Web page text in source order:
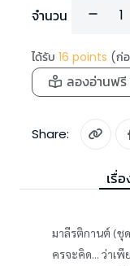
จำนวน
ได้รับ 16 points (ก่
ลองอ่านฟรี
Share:
เรื่
มาลีรติกานต์ (ชุ
ครจะคิด... ว่าเพี